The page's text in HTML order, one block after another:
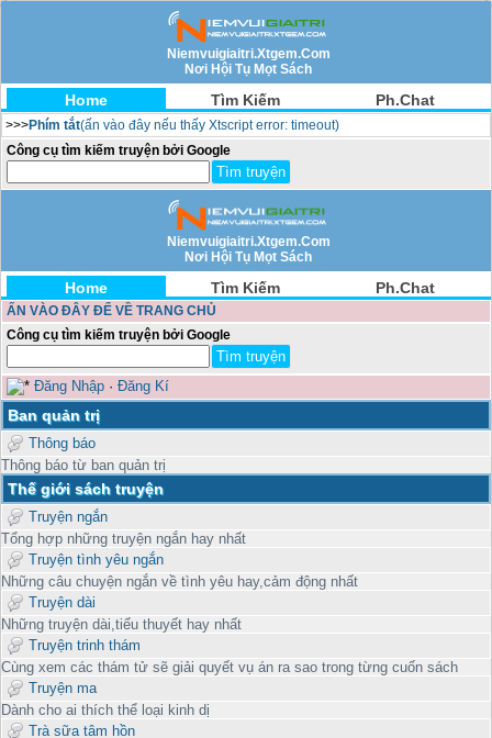
Niemvuigiaitri.Xtgem.Com
Nơi Hội Tụ Mọt Sách
Home Tìm Kiếm Ph.Chat
>>>Phím tắt(ấn vào đây nếu thấy Xtscript error: timeout)
Công cụ tìm kiếm truyện bởi Google
Niemvuigiaitri.Xtgem.Com
Nơi Hội Tụ Mọt Sách
Home Tìm Kiếm Ph.Chat
ẤN VÀO ĐÂY ĐỂ VỀ TRANG CHỦ
Công cụ tìm kiếm truyện bởi Google
Đăng Nhập · Đăng Kí
Ban quản trị
Thông báo
Thông báo từ ban quản trị
Thế giới sách truyện
Truyện ngắn
Tổng hợp những truyện ngắn hay nhất
Truyện tình yêu ngắn
Những câu chuyện ngắn về tình yêu hay,cảm động nhất
Truyện dài
Những truyện dài,tiểu thuyết hay nhất
Truyện trinh thám
Cùng xem các thám tử sẽ giải quyết vụ án ra sao trong từng cuốn sách
Truyện ma
Dành cho ai thích thể loại kinh dị
Trà sữa tâm hồn